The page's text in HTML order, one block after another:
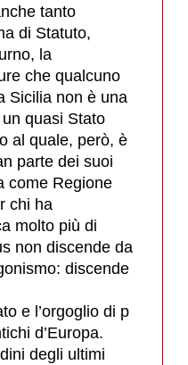
tanto
di Statuto,
la
che qualcuno
Sicilia non è una
quasi Stato
al quale, però, è
parte dei suoi
come Regione
chi ha
molto più di
non discende da
discende
e l’orgoglio di p
d’Europa.
degli ultimi